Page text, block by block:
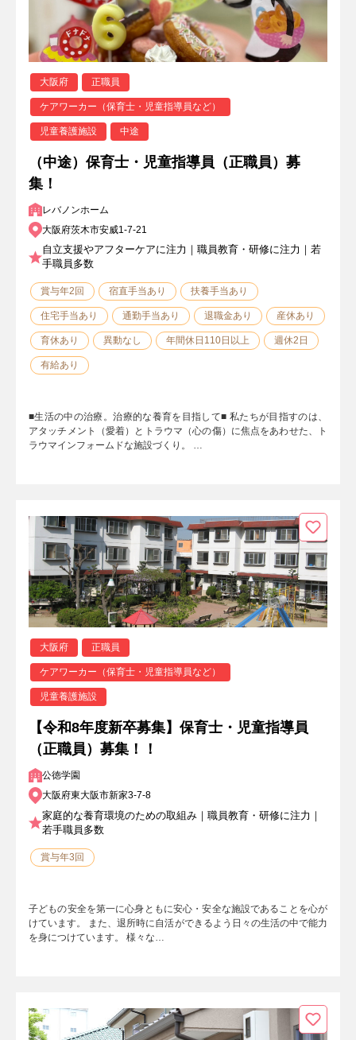
大阪府 正職員
ケアワーカー（保育士・児童指導員など）
児童養護施設 中途
（中途）保育士・児童指導員（正職員）募
集！
レバノンホーム
大阪府茨木市安威1-7-21
自立支援やアフターケアに注力｜職員教育・研修に注力｜若
手職員多数
賞与年2回 宿直手当あり 扶養手当あり
住宅手当あり 通勤手当あり 退職金あり 産休あり
育休あり 異動なし 年間休日110日以上 週休2日
有給あり
■生活の中の治療。治療的な養育を目指して■ 私たちが目指すのは、
アタッチメント（愛着）とトラウマ（心の傷）に焦点をあわせた、ト
ラウマインフォームドな施設づくり。 …
大阪府 正職員
ケアワーカー（保育士・児童指導員など）
児童養護施設
【令和8年度新卒募集】保育士・児童指導員
（正職員）募集！！
公徳学園
大阪府東大阪市新家3-7-8
家庭的な養育環境のための取組み｜職員教育・研修に注力｜
若手職員多数
賞与年3回
子どもの安全を第一に心身ともに安心・安全な施設であることを心が
けています。 また、退所時に自活ができるよう日々の生活の中で能力
を身につけています。 様々な…